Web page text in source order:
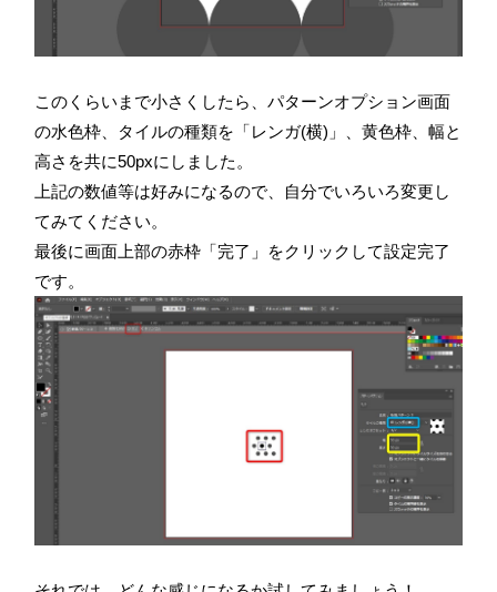
このくらいまで小さくしたら、パターンオプション画面
の水色枠、タイルの種類を「レンガ(横)」、黄色枠、幅と
高さを共に50pxにしました。
上記の数値等は好みになるので、自分でいろいろ変更し
てみてください。
最後に画面上部の赤枠「完了」をクリックして設定完了
です。